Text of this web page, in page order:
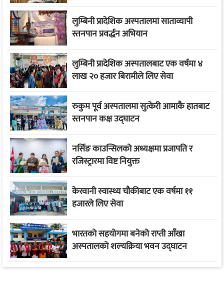
लुम्बिनी प्रादेशिक अस्पतालमा साताव्यापी
स्तनपान प्रवर्द्धन अभियान
लुम्बिनी प्रादेशिक अस्पतालबाट एक वर्षमा ४
लाख २० हजार बिरामीले लिए सेवा
रुकुम पूर्व अस्पतालमा सुत्केरी आमाकै हातबाट
स्तनपान कक्ष उद्घाटन
नर्सिङ काउन्सिलको अध्यक्षमा प्रजापति र
रजिस्ट्रारमा विष्ट नियुक्त
केरवानी स्वास्थ्य चौकीबाट एक वर्षमा ११
हजारले लिए सेवा
भारतको सहयोगमा बनेको राप्ती आँखा
अस्पतालको शल्यक्रिया भवन उद्घाटन